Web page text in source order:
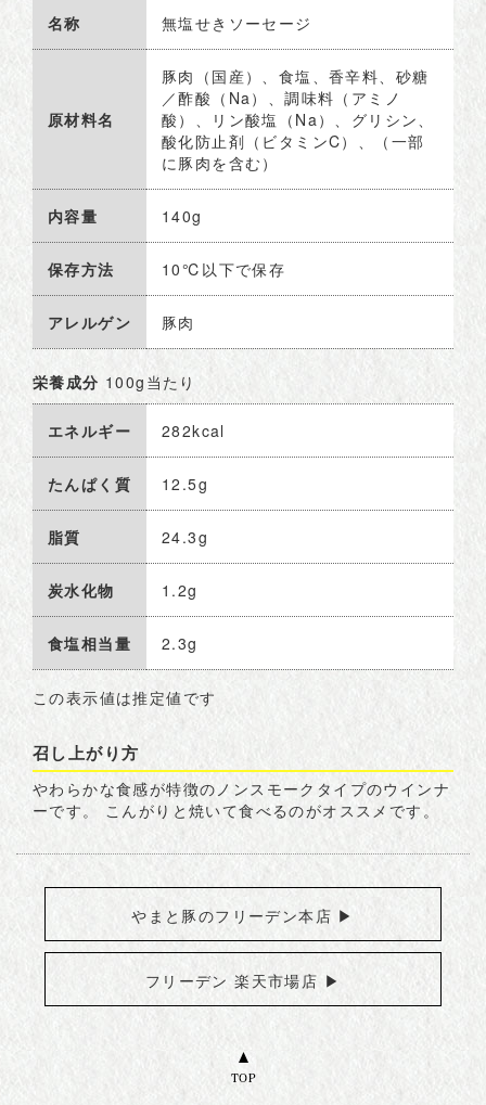
名称 無塩せきソーセージ
原材料名
豚肉（国産）、食塩、香辛料、砂糖
／酢酸（Na）、調味料（アミノ
酸）、リン酸塩（Na）、グリシン、
酸化防止剤（ビタミンC）、（一部
に豚肉を含む）
内容量 140g
保存方法 10℃以下で保存
アレルゲン 豚肉
栄養成分 100g当たり
エネルギー 282kcal
たんぱく質 12.5g
脂質 24.3g
炭水化物 1.2g
食塩相当量 2.3g
この表示値は推定値です
召し上がり方
やわらかな食感が特徴のノンスモークタイプのウインナ
ーです。 こんがりと焼いて食べるのがオススメです。
やまと豚のフリーデン本店 ▶︎
フリーデン 楽天市場店 ▶︎